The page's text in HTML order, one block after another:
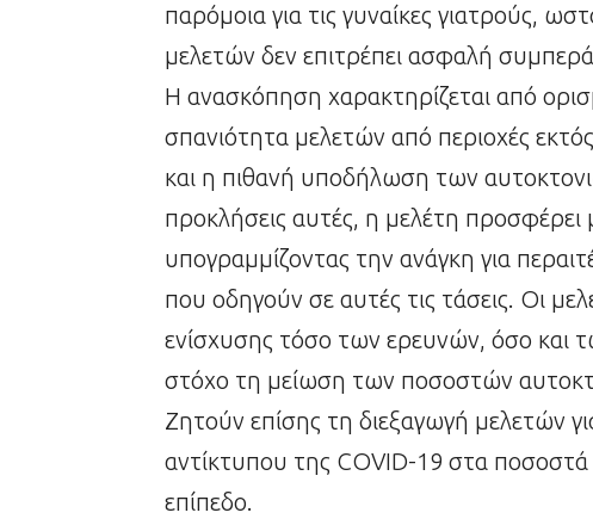
παρόμοια για τις γυναίκες γιατρούς,
μελετών δεν επιτρέπει ασφαλή
Η ανασκόπηση χαρακτηρίζεται από
σπανιότητα μελετών από περιοχές
και η πιθανή υποδήλωση των
προκλήσεις αυτές, η μελέτη
υπογραμμίζοντας την ανάγκη για
που οδηγούν σε αυτές τις τάσεις. Οι
ενίσχυσης τόσο των ερευνών, όσο και
στόχο τη μείωση των ποσοστών
Ζητούν επίσης τη διεξαγωγή μελετών
αντίκτυπου της COVID-19 στα
επίπεδο.